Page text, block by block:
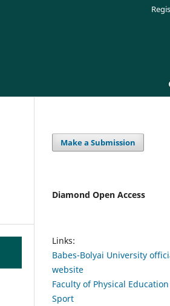
Make a Submission
Diamond Open Access
Links:
Babes-Bolyai University
website
Faculty of Physical
Sport